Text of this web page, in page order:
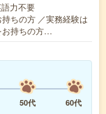
力不要
ちの方 ／実務経験は
お持ちの方…
50代
60代